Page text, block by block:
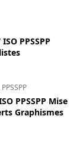
PPSSPP
PPSSPP
PPSSPP Mise
Graphismes